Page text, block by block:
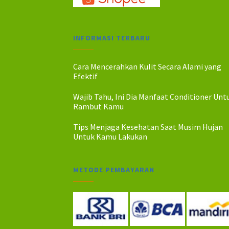
INFORMASI TERBARU
Cara Mencerahkan Kulit Secara Alami yang
Efektif
Wajib Tahu, Ini Dia Manfaat Conditioner
Rambut Kamu
Tips Menjaga Kesehatan Saat Musim Hujan
Untuk Kamu Lakukan
METODE PEMBAYARAN